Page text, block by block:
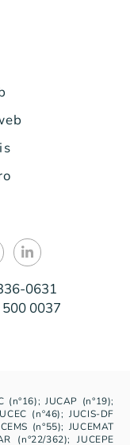
0631
0037
(n°16); JUCAP (n°19);
(nº46); JUCIS-DF
(n°55); JUCEMAT
(n°22/362); JUCEPE